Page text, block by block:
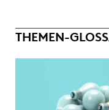
THEMEN-